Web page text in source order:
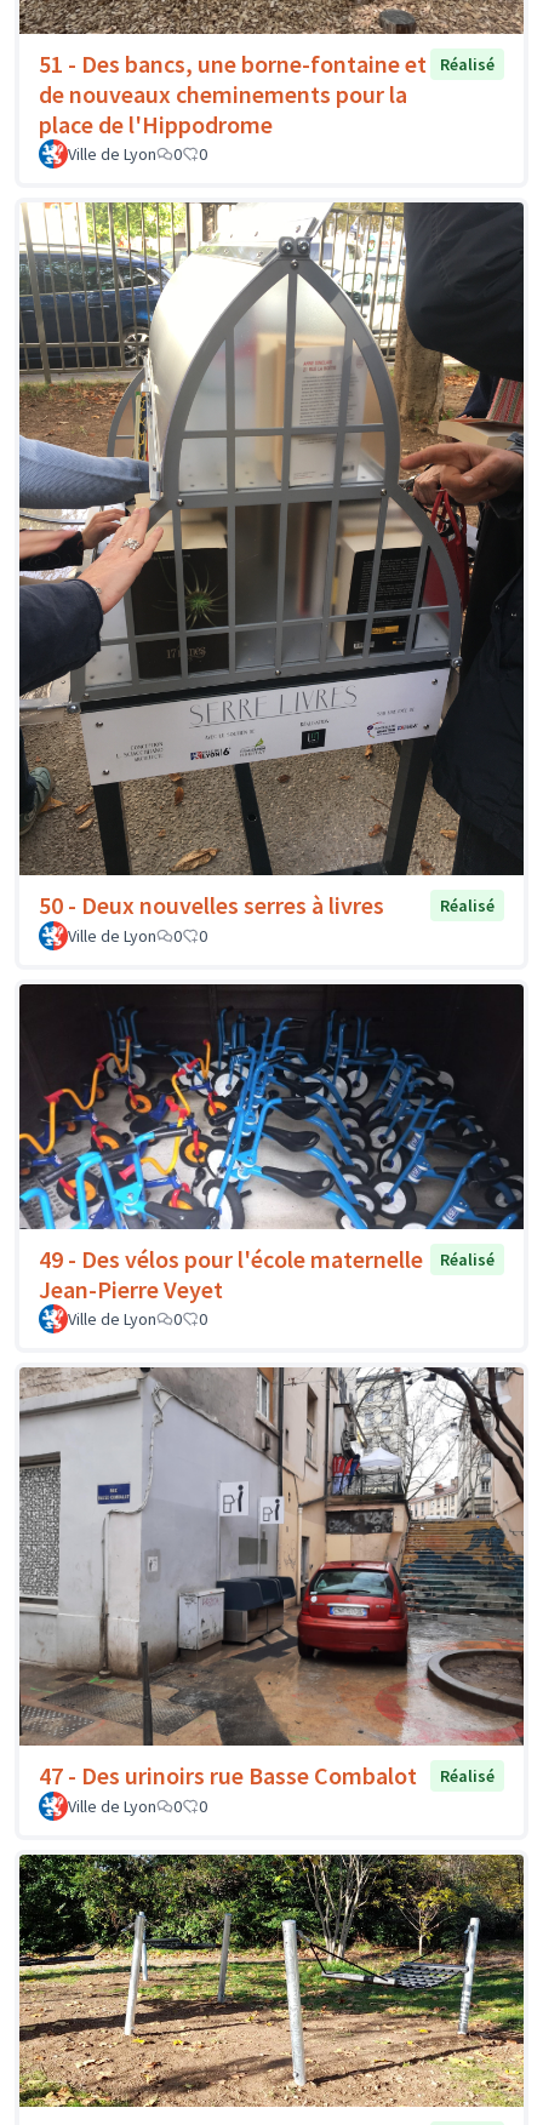
51 - Des bancs, une borne-fontaine et
de nouveaux cheminements pour la
place de l'Hippodrome
Réalisé
Ville de Lyon 0 0
50 - Deux nouvelles serres à livres
Réalisé
Ville de Lyon
0 0
49 - Des vélos pour l'école maternelle
Jean-Pierre Veyet
Réalisé
Ville de Lyon 0 0
47 - Des urinoirs rue Basse Combalot
Réalisé
Ville de Lyon
0 0